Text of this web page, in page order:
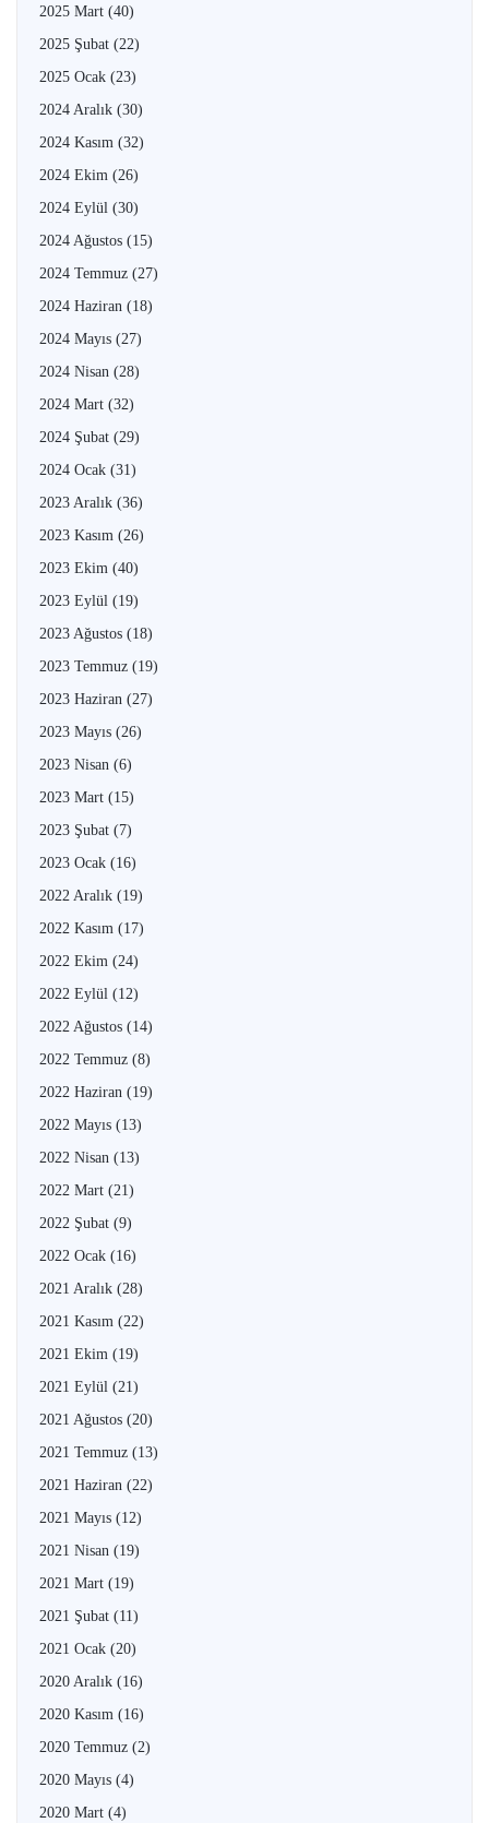
2025 Mart (40)
2025 Şubat (22)
2025 Ocak (23)
2024 Aralık (30)
2024 Kasım (32)
2024 Ekim (26)
2024 Eylül (30)
2024 Ağustos (15)
2024 Temmuz (27)
2024 Haziran (18)
2024 Mayıs (27)
2024 Nisan (28)
2024 Mart (32)
2024 Şubat (29)
2024 Ocak (31)
2023 Aralık (36)
2023 Kasım (26)
2023 Ekim (40)
2023 Eylül (19)
2023 Ağustos (18)
2023 Temmuz (19)
2023 Haziran (27)
2023 Mayıs (26)
2023 Nisan (6)
2023 Mart (15)
2023 Şubat (7)
2023 Ocak (16)
2022 Aralık (19)
2022 Kasım (17)
2022 Ekim (24)
2022 Eylül (12)
2022 Ağustos (14)
2022 Temmuz (8)
2022 Haziran (19)
2022 Mayıs (13)
2022 Nisan (13)
2022 Mart (21)
2022 Şubat (9)
2022 Ocak (16)
2021 Aralık (28)
2021 Kasım (22)
2021 Ekim (19)
2021 Eylül (21)
2021 Ağustos (20)
2021 Temmuz (13)
2021 Haziran (22)
2021 Mayıs (12)
2021 Nisan (19)
2021 Mart (19)
2021 Şubat (11)
2021 Ocak (20)
2020 Aralık (16)
2020 Kasım (16)
2020 Temmuz (2)
2020 Mayıs (4)
2020 Mart (4)